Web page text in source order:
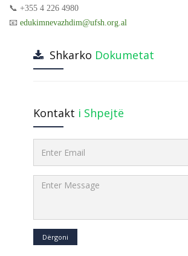
📞 +355 4 226 4980
📧 edukimnevazhdim@ufsh.org.al
Shkarko Dokumetat
Kontakt i Shpejtë
Dërgoni